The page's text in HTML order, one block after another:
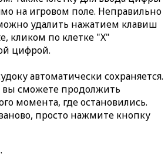
на игровом поле. Неправильно
удалить нажатием клавиш
кликом по клетке "X"
цифрой.
автоматически сохраняется.
сможете продолжить
момента, где остановились.
просто нажмите кнопку